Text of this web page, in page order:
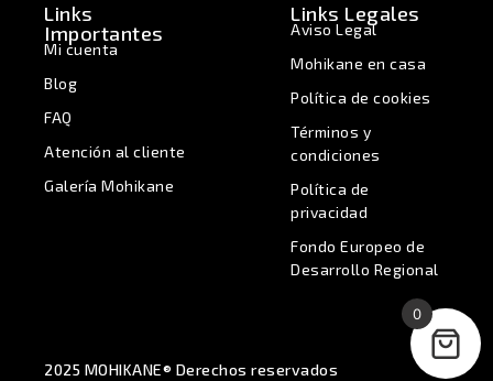
Links
Importantes
Mi cuenta
Blog
FAQ
Atención al cliente
Galería Mohikane
Links Legales
Aviso Legal
Mohikane en casa
Política de cookies
Términos y
condiciones
Política de
privacidad
Fondo Europeo de
Desarrollo Regional
2025 MOHIKANE® Derechos reservados
0